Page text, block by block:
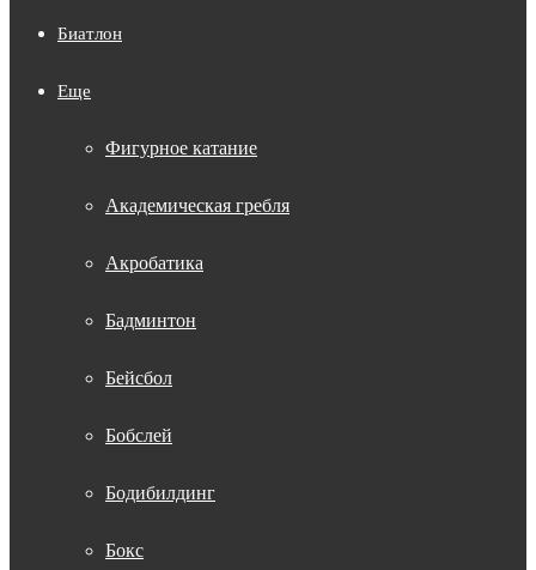
Биатлон
Еще
Фигурное катание
Академическая гребля
Акробатика
Бадминтон
Бейсбол
Бобслей
Бодибилдинг
Бокс